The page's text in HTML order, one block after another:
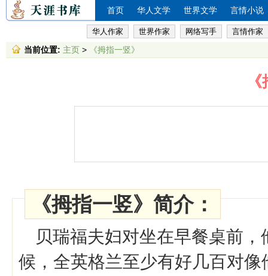
首页 华人文学 世界文学 言情小说
华人作家 世界作家 网络写手 言情作家
当前位置: 主页 > 《拇指一竖》
《拇指一竖》简介：
贝瑞福夫妇对坐在早餐桌前
候，全英格兰至少有好几百对